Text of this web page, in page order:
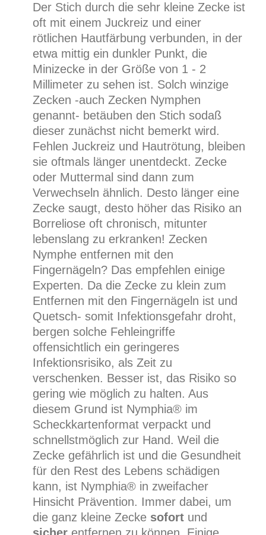
Der Stich durch die sehr kleine Zecke ist
oft mit einem Juckreiz und einer
rötlichen Hautfärbung verbunden, in der
etwa mittig ein dunkler Punkt, die
Minizecke in der Größe von 1 - 2
Millimeter zu sehen ist. Solch winzige
Zecken -auch Zecken Nymphen
genannt- betäuben den Stich sodaß
dieser zunächst nicht bemerkt wird.
Fehlen Juckreiz und Hautrötung, bleiben
sie oftmals länger unentdeckt. Zecke
oder Muttermal sind dann zum
Verwechseln ähnlich. Desto länger eine
Zecke saugt, desto höher das Risiko an
Borreliose oft chronisch, mitunter
lebenslang zu erkranken! Zecken
Nymphe entfernen mit den
Fingernägeln? Das empfehlen einige
Experten. Da die Zecke zu klein zum
Entfernen mit den Fingernägeln ist und
Quetsch- somit Infektionsgefahr droht,
bergen solche Fehleingriffe
offensichtlich ein geringeres
Infektionsrisiko, als Zeit zu
verschenken. Besser ist, das Risiko so
gering wie möglich zu halten. Aus
diesem Grund ist Nymphia® im
Scheckkartenformat verpackt und
schnellstmöglich zur Hand. Weil die
Zecke gefährlich ist und die Gesundheit
für den Rest des Lebens schädigen
kann, ist Nymphia® in zweifacher
Hinsicht Prävention. Immer dabei, um
die ganz kleine Zecke sofort und